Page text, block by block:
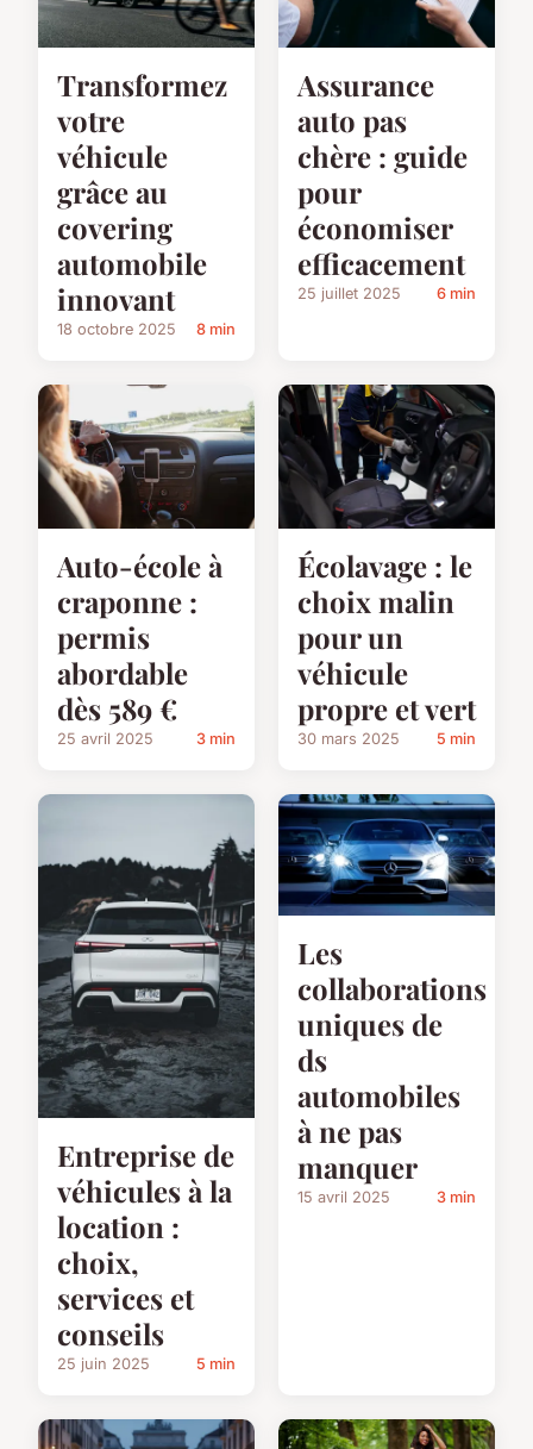
Transformez
votre
véhicule
grâce au
covering
automobile
innovant
18 octobre 2025 8 min
Assurance
auto pas
chère : guide
pour
économiser
efficacement
25 juillet 2025 6 min
Auto-école à
craponne :
permis
abordable
dès 589 €
25 avril 2025 3 min
Écolavage : le
choix malin
pour un
véhicule
propre et vert
30 mars 2025 5 min
Entreprise de
véhicules à la
location :
choix,
services et
conseils
25 juin 2025 5 min
Les
collaborations
uniques de
ds
automobiles
à ne pas
manquer
15 avril 2025 3 min